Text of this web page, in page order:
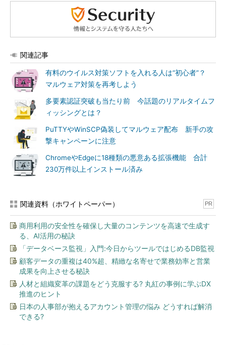
関連記事
有料のウイルス対策ソフトを入れる人は“初心者”？
マルウェア対策を再考しよう
多要素認証突破も当たり前 今話題のリアルタイムフ
ィッシングとは？
PuTTYやWinSCP偽装してマルウェア配布 新手の攻
撃キャンペーンに注意
ChromeやEdgeに18種類の悪意ある拡張機能 合計
230万件以上インストール済み
関連資料（ホワイトペーパー） PR
商用利用の安全性を確保し大量のコンテンツを高速で生成す
る、AI活用の秘訣
「データベース監視」入門:今日からツールではじめるDB監視
顧客データの重複は40%超、精緻な名寄せで業務効率と営業
成果を向上させる秘訣
人材と組織変革の課題をどう克服する? 丸紅の事例に学ぶDX
推進のヒント
日本の人事部が抱えるアカウント管理の悩み どうすれば解消
できる?